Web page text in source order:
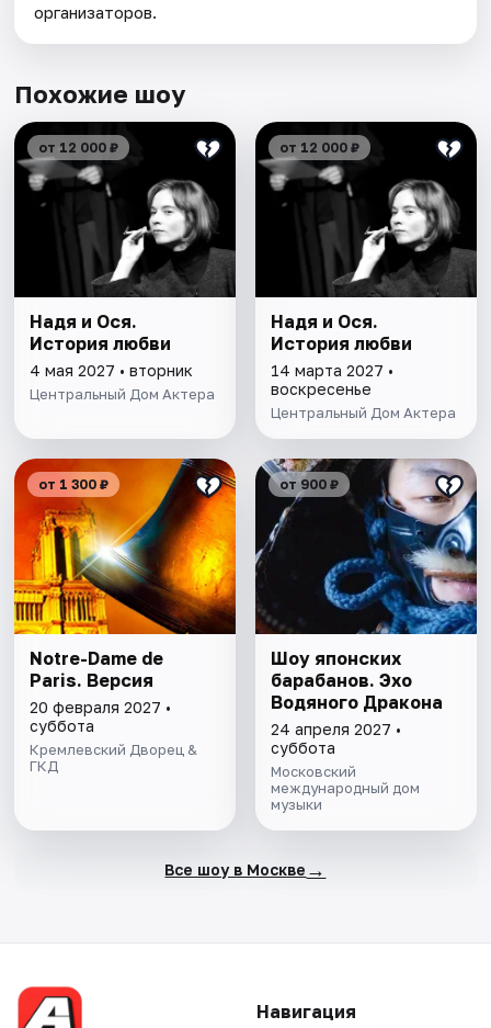
организаторов.
Похожие шоу
от 12 000 ₽
Надя и Ося.
История любви
4 мая 2027 • вторник
Центральный Дом Актера
от 12 000 ₽
Надя и Ося.
История любви
14 марта 2027 •
воскресенье
Центральный Дом Актера
от 1 300 ₽
Notre-Dame de
Paris. Версия
20 февраля 2027 •
суббота
Кремлевский Дворец &
ГКД
от 900 ₽
Шоу японских
барабанов. Эхо
Водяного Дракона
24 апреля 2027 •
суббота
Московский
международный дом
музыки
Все шоу в Москве →
Навигация